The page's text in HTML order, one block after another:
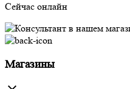
Сейчас онлайн
Магазины